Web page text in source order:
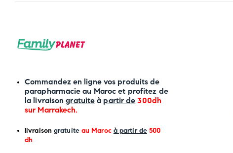
Commandez en ligne vos produits de
parapharmacie au Maroc et profitez de
la livraisongratuite à partir de 300dh
sur Marrakech.
livraison gratuiteau Maroc à partir de500
dh